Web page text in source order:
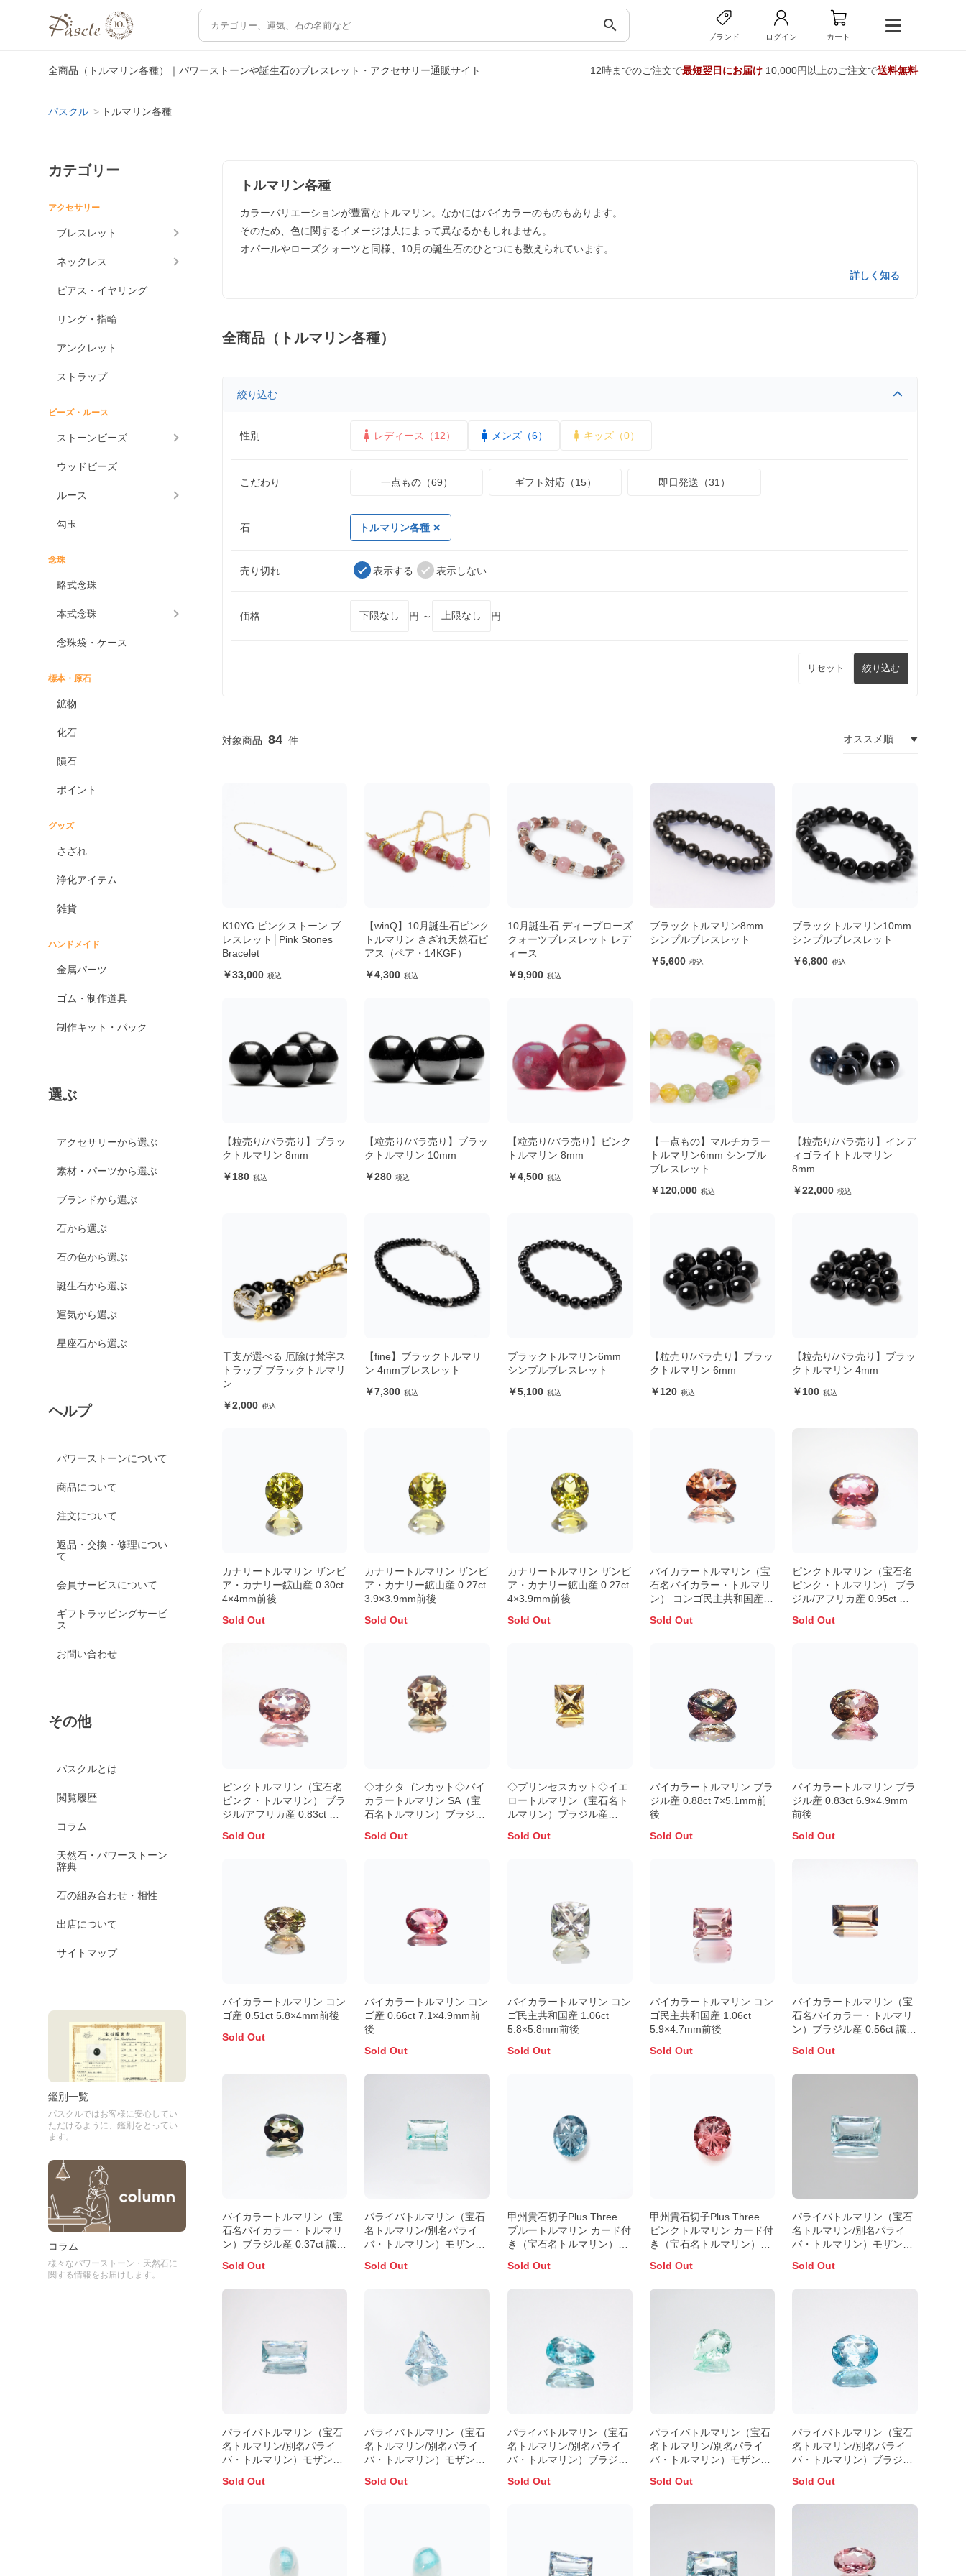
search
ブランド ログイン カート
全商品（トルマリン各種）｜パワーストーンや誕生石のブレスレット・アクセサリー通販サイト 12時までのご注文で最短翌日にお届け10,000円以上のご注文で送料無料
パスクル トルマリン各種
カテゴリー
アクセサリー
ブレスレット
ネックレス
ピアス・イヤリング
リング・指輪
アンクレット
ストラップ
ビーズ・ルース
ストーンビーズ
ウッドビーズ
ルース
勾玉
念珠
略式念珠
本式念珠
念珠袋・ケース
標本・原石
鉱物
化石
隕石
ポイント
グッズ
さざれ
浄化アイテム
雑貨
ハンドメイド
金属パーツ
ゴム・制作道具
制作キット・パック
選ぶ
アクセサリーから選ぶ
素材・パーツから選ぶ
ブランドから選ぶ
石から選ぶ
石の色から選ぶ
誕生石から選ぶ
運気から選ぶ
星座石から選ぶ
ヘルプ
パワーストーンについて
商品について
注文について
返品・交換・修理につい
て
会員サービスについて
ギフトラッピングサービ
ス
お問い合わせ
その他
パスクルとは
閲覧履歴
コラム
天然石・パワーストーン
辞典
石の組み合わせ・相性
出店について
サイトマップ
鑑別一覧
パスクルではお客様に安心してい
ただけるように、鑑別をとってい
ます。
コラム
様々なパワーストーン・天然石に
関する情報をお届けします。
トルマリン各種
カラーバリエーションが豊富なトルマリン。なかにはバイカラーのものもあります。
そのため、色に関するイメージは人によって異なるかもしれません。
オパールやローズクォーツと同様、10月の誕生石のひとつにも数えられています。
詳しく知る
全商品（トルマリン各種）
絞り込む
性別 レディース（12） メンズ（6） キッズ（0）
こだわり 一点もの（69） ギフト対応（15） 即日発送（31）
石 トルマリン各種
売り切れ 表示する 表示しない
価格 円 ～ 円
リセット 絞り込む
84
K10YG ピンクストーン ブ
レスレット│Pink Stones
Bracelet
33,000
【winQ】10月誕生石ピンク
トルマリン さざれ天然石ピ
アス（ペア・14KGF）
4,300
10月誕生石 ディープローズ
クォーツブレスレット レデ
ィース
9,900
ブラックトルマリン8mm
シンプルブレスレット
5,600
ブラックトルマリン10mm
シンプルブレスレット
6,800
【粒売り/バラ売り】ブラッ
クトルマリン 8mm
180
【粒売り/バラ売り】ブラッ
クトルマリン 10mm
280
【粒売り/バラ売り】ピンク
トルマリン 8mm
4,500
【一点もの】マルチカラー
トルマリン6mm シンプル
ブレスレット
120,000
【粒売り/バラ売り】インデ
ィゴライトトルマリン
8mm
22,000
干支が選べる 厄除け梵字ス
トラップ ブラックトルマリ
ン
2,000
【fine】ブラックトルマリ
ン 4mmブレスレット
7,300
ブラックトルマリン6mm
シンプルブレスレット
5,100
【粒売り/バラ売り】ブラッ
クトルマリン 6mm
120
【粒売り/バラ売り】ブラッ
クトルマリン 4mm
100
カナリートルマリン ザンビ
ア・カナリー鉱山産 0.30ct
4×4mm前後
Sold Out
カナリートルマリン ザンビ
ア・カナリー鉱山産 0.27ct
3.9×3.9mm前後
Sold Out
カナリートルマリン ザンビ
ア・カナリー鉱山産 0.27ct
4×3.9mm前後
Sold Out
バイカラートルマリン（宝
石名バイカラー・トルマリ
ン） コンゴ民主共和国産
Sold Out
ピンクトルマリン（宝石名
ピンク・トルマリン） ブラ
ジル/アフリカ産 0.95ct 識
Sold Out
ピンクトルマリン（宝石名
ピンク・トルマリン） ブラ
ジル/アフリカ産 0.83ct 識
Sold Out
◇オクタゴンカット◇バイ
カラートルマリン SA（宝
石名トルマリン）ブラジル/
4×4mm前後
Sold Out
◇プリンセスカット◇イエ
ロートルマリン（宝石名ト
ルマリン）ブラジル産
Sold Out
バイカラートルマリン ブラ
ジル産 0.88ct 7×5.1mm前
後
Sold Out
バイカラートルマリン ブラ
ジル産 0.83ct 6.9×4.9mm
前後
Sold Out
バイカラートルマリン コン
ゴ産 0.51ct 5.8×4mm前後
Sold Out
バイカラートルマリン コン
ゴ産 0.66ct 7.1×4.9mm前
後
Sold Out
バイカラートルマリン コン
ゴ民主共和国産 1.06ct
5.8×5.8mm前後
Sold Out
バイカラートルマリン コン
ゴ民主共和国産 1.06ct
5.9×4.7mm前後
Sold Out
バイカラートルマリン（宝
石名バイカラー・トルマリ
ン）ブラジル産 0.56ct 識別
Sold Out
バイカラートルマリン（宝
石名バイカラー・トルマリ
ン）ブラジル産 0.37ct 識別
Sold Out
パライバトルマリン（宝石
名トルマリン/別名パライ
バ・トルマリン）モザンビ
8.4x4.5mm前後
Sold Out
甲州貴石切子Plus Three
ブルートルマリン カード付
き（宝石名トルマリン）ブ
9.0x7.0mm前後
Sold Out
甲州貴石切子Plus Three
ピンクトルマリン カード付
き（宝石名トルマリン）ル
7.4x6.8mm前後
Sold Out
パライバトルマリン（宝石
名トルマリン/別名パライ
バ・トルマリン）モザンビ
7.8x4.2mm前後
Sold Out
パライバトルマリン（宝石
名トルマリン/別名パライ
バ・トルマリン）モザンビ
8.1x4.0mm前後
Sold Out
パライバトルマリン（宝石
名トルマリン/別名パライ
バ・トルマリン）モザンビ
7.4x6.7mm前後
Sold Out
パライバトルマリン（宝石
名トルマリン/別名パライ
バ・トルマリン）ブラジ
鉱山産 0.13ct 識別済
Sold Out
パライバトルマリン（宝石
名トルマリン/別名パライ
バ・トルマリン）モザンビ
7.7x5.8mm前後
Sold Out
パライバトルマリン（宝石
名トルマリン/別名パライ
バ・トルマリン）ブラジ
別済3.8x3.0mm前後
Sold Out